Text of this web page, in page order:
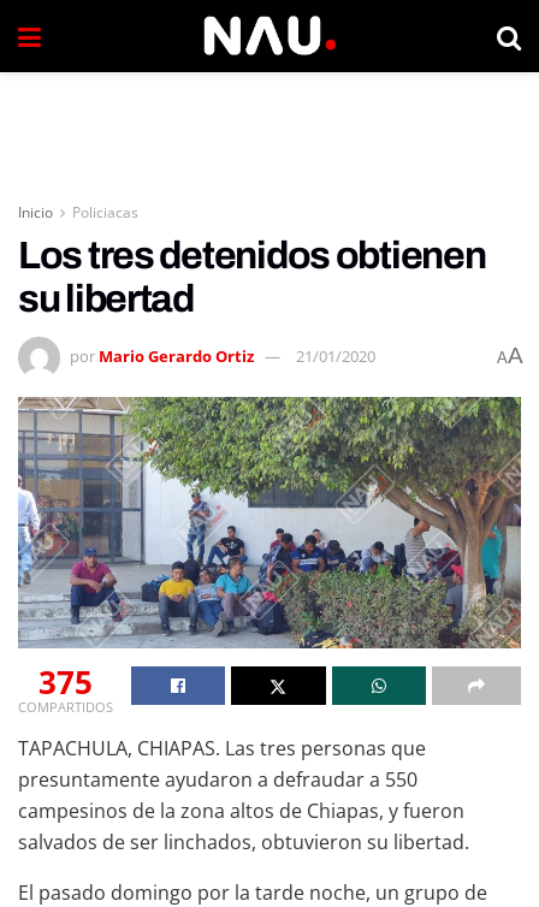
Inicio Policiacas
Los tres detenidos obtienen
su libertad
por Mario Gerardo Ortiz 21/01/2020 AA
375
COMPARTIDOS
TAPACHULA, CHIAPAS. Las tres personas que
presuntamente ayudaron a defraudar a 550
campesinos de la zona altos de Chiapas, y fueron
salvados de ser linchados, obtuvieron su libertad.
El pasado domingo por la tarde noche, un grupo de